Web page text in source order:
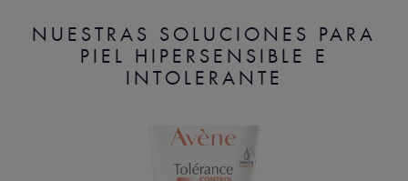
NUESTRAS SOLUCIONES PARA
PIEL HIPERSENSIBLE E
INTOLERANTE